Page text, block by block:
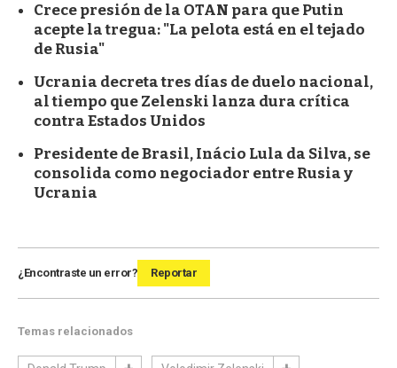
Crece presión de la OTAN para que Putin
acepte la tregua: "La pelota está en el tejado
de Rusia"
Ucrania decreta tres días de duelo nacional,
al tiempo que Zelenski lanza dura crítica
contra Estados Unidos
Presidente de Brasil, Inácio Lula da Silva, se
consolida como negociador entre Rusia y
Ucrania
¿Encontraste un error? Reportar
Temas relacionados